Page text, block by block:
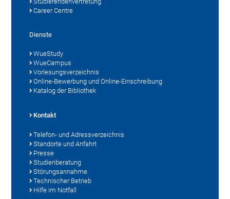
Career Centre
Dienste
WueStudy
WueCampus
Vorlesungsverzeichnis
Online-Bewerbung und Online-Einschreibung
Katalog der Bibliothek
Kontakt
Telefon- und Adressverzeichnis
Standorte und Anfahrt
Presse
Studienberatung
Störungsannahme
Technischer Betrieb
Hilfe im Notfall